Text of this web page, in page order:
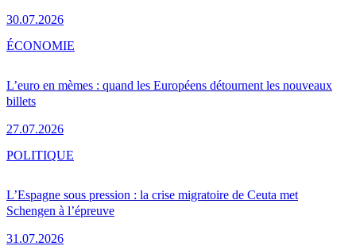
30.07.2026
L’euro en mèmes : quand les Européens détournent les nouveaux
billets
27.07.2026
ÉCONOMIE
L’Espagne sous pression : la crise migratoire de Ceuta met
Schengen à l’épreuve
31.07.2026
POLITIQUE